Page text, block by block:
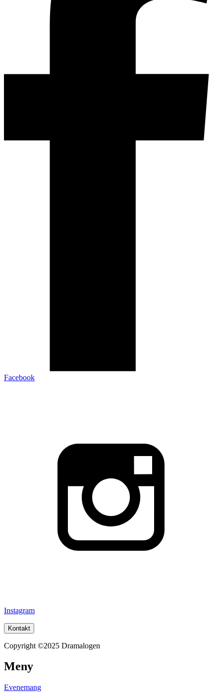
Facebook
Instagram
Kontakt
Copyright ©2025 Dramalogen
Meny
Evenemang